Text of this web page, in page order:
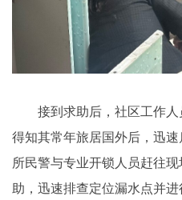
接到求助后，社区工作人
得知其常年旅居国外后，迅
所民警与专业开锁人员赶往
助，迅速排查定位漏水点并